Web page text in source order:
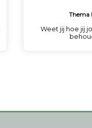
Thema
Weet jij hoe jij